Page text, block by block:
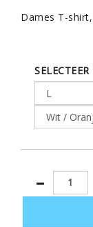
Dames T-
mouwen en